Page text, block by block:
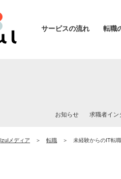
サービスの流れ 転職
お知らせ 求職者イン
Izulメディア 転職 未経験からのIT転